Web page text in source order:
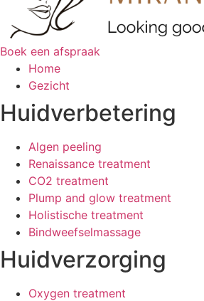
Boek een afspraak
Home
Gezicht
Huidverbetering
Algen peeling
Renaissance treatment
CO2 treatment
Plump and glow treatment
Holistische treatment
Bindweefselmassage
Huidverzorging
Oxygen treatment